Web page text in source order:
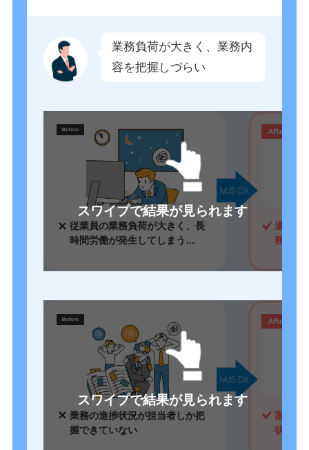
業務負荷が大きく、業務内
容を把握しづらい
スワイプで結果が見られます
従業員の業務負荷が大きく、長
時間労働が発生してしまう…
適正な
務量の
スワイプで結果が見られます
業務の進捗状況が担当者しか把
握できていない
案件ご
状況を